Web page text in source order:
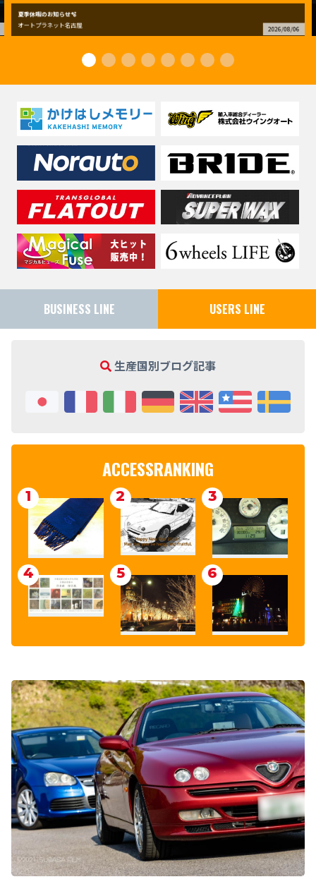
夏季休暇のお知らせ🫧
オートプラネット名古屋
2026/08/06
BUSINESS LINE USERS LINE
生産国別ブログ記事
ACCESSRANKING
1 2 3
4 5 6